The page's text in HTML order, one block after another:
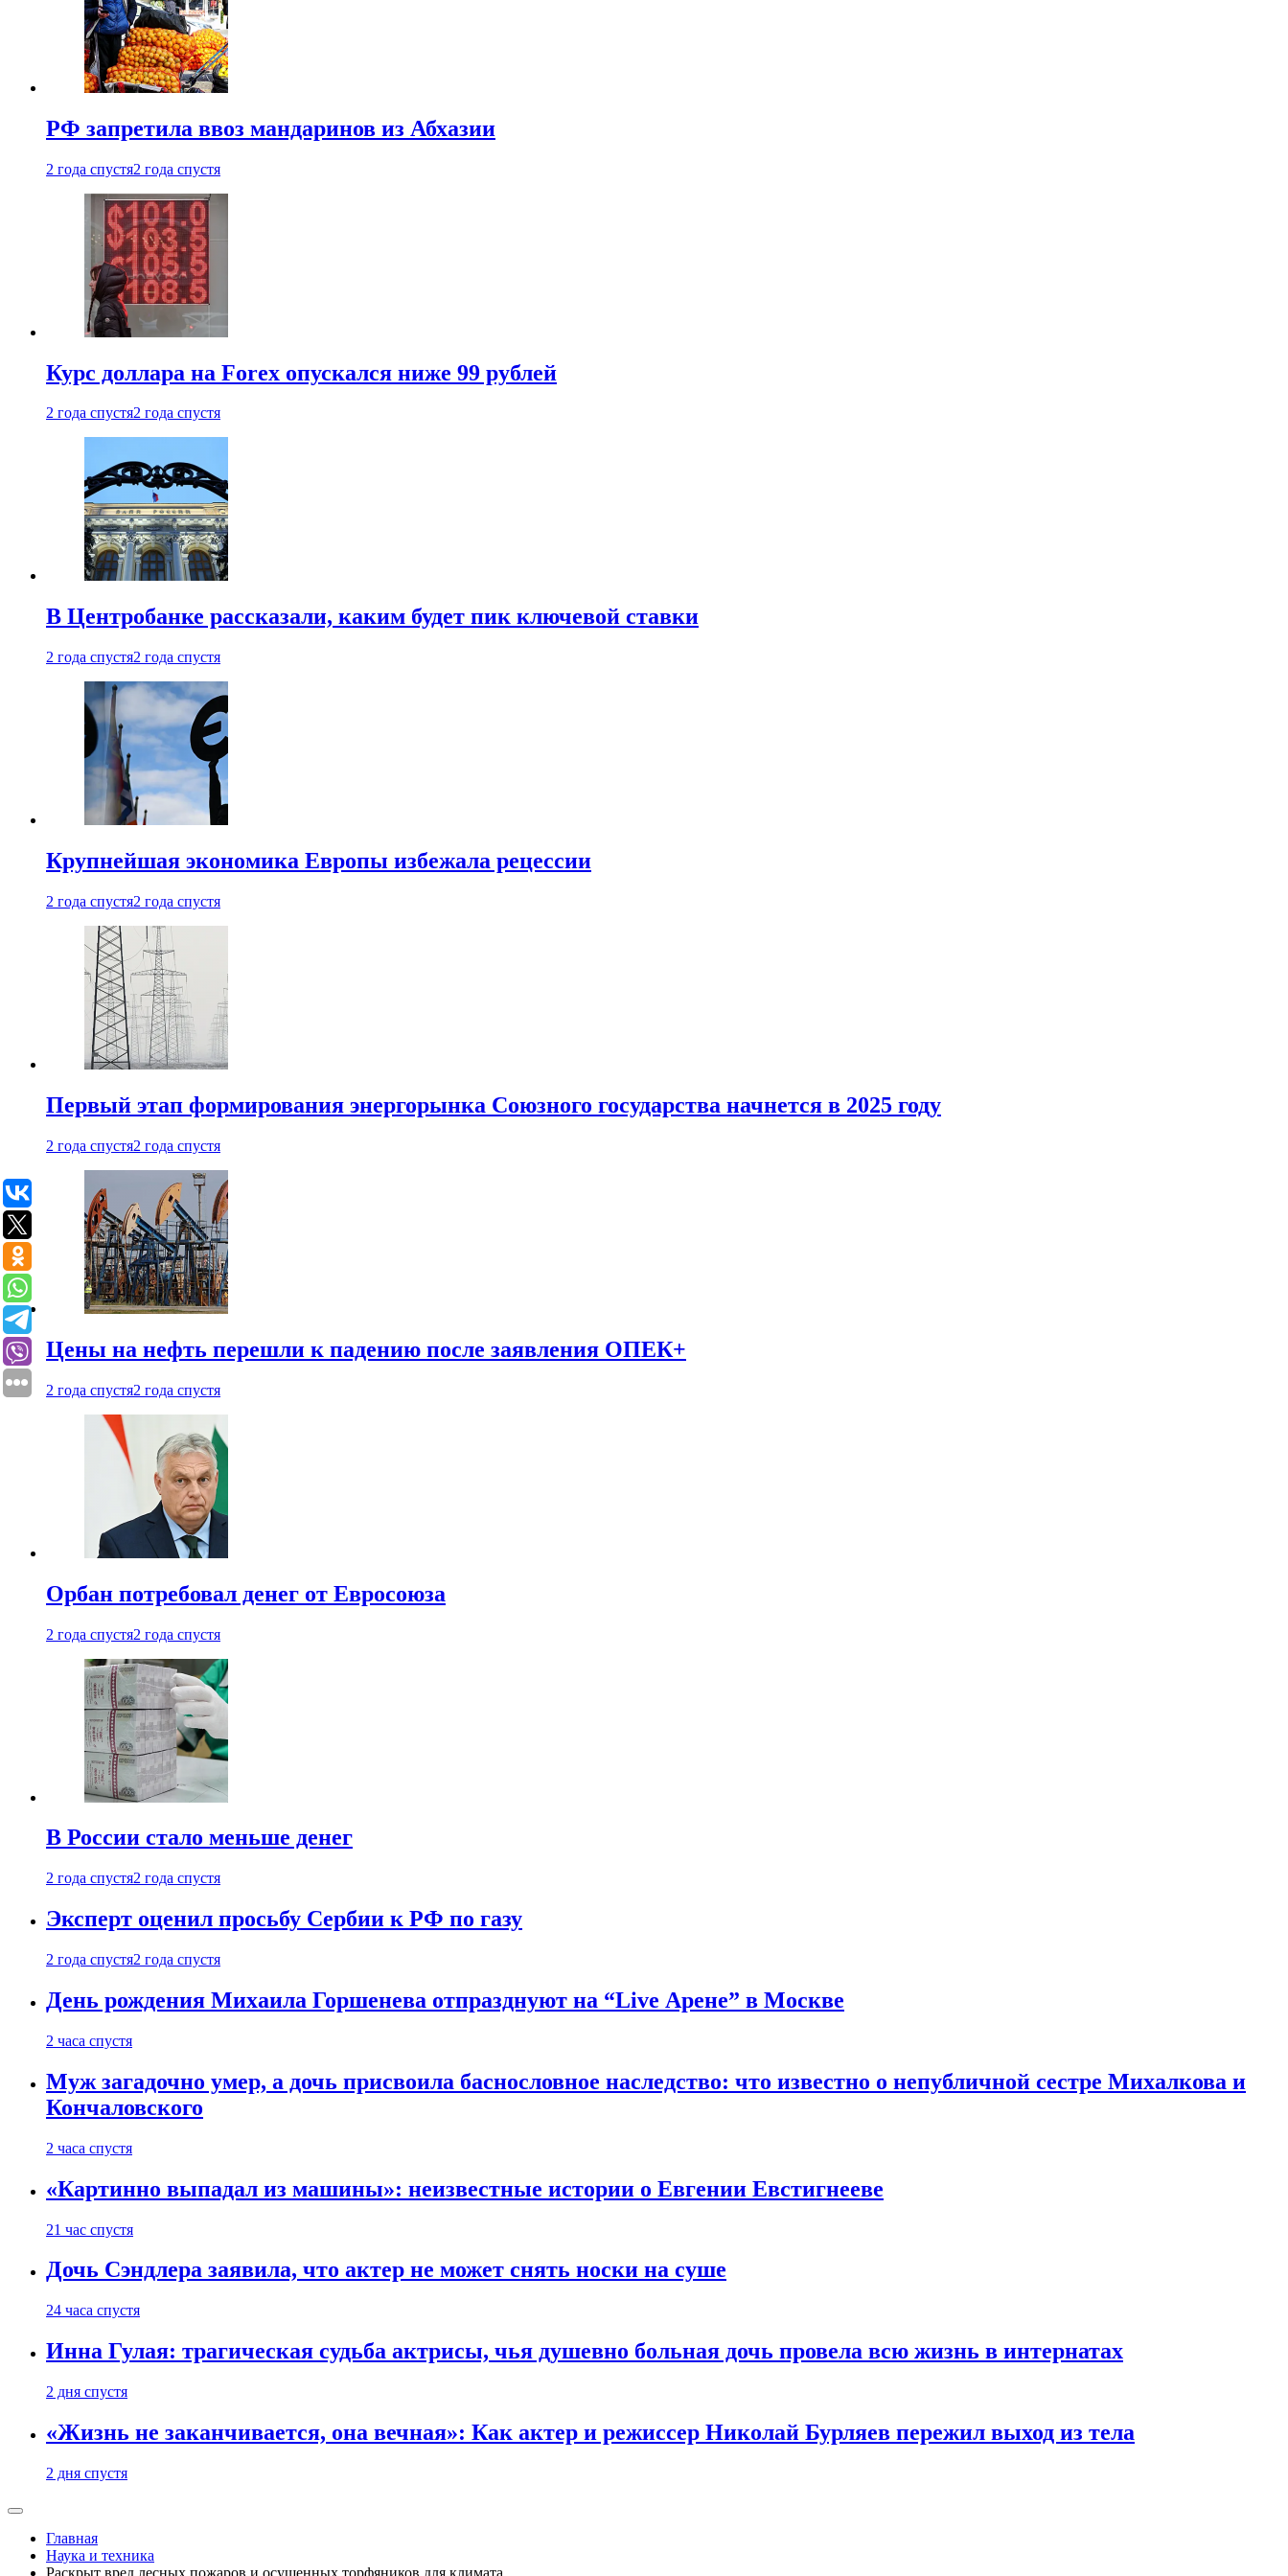
РФ запретила ввоз мандаринов из Абхазии
2 года спустя2 года спустя
Курс доллара на Forex опускался ниже 99 рублей
2 года спустя2 года спустя
В Центробанке рассказали, каким будет пик ключевой ставки
2 года спустя2 года спустя
Крупнейшая экономика Европы избежала рецессии
2 года спустя2 года спустя
Первый этап формирования энергорынка Союзного государства начнется в 2025 году
2 года спустя2 года спустя
Цены на нефть перешли к падению после заявления ОПЕК+
2 года спустя2 года спустя
Орбан потребовал денег от Евросоюза
2 года спустя2 года спустя
В России стало меньше денег
2 года спустя2 года спустя
Эксперт оценил просьбу Сербии к РФ по газу
2 года спустя2 года спустя
День рождения Михаила Горшенева отпразднуют на “Live Арене” в Москве
2 часа спустя
Муж загадочно умер, а дочь присвоила баснословное наследство: что известно о непубличной сестре Михалкова и
Кончаловского
2 часа спустя
«Картинно выпадал из машины»: неизвестные истории о Евгении Евстигнееве
21 час спустя
Дочь Сэндлера заявила, что актер не может снять носки на суше
24 часа спустя
Инна Гулая: трагическая судьба актрисы, чья душевно больная дочь провела всю жизнь в интернатах
2 дня спустя
«Жизнь не заканчивается, она вечная»: Как актер и режиссер Николай Бурляев пережил выход из тела
2 дня спустя
Главная
Наука и техника
Раскрыт вред лесных пожаров и осушенных торфяников для климата